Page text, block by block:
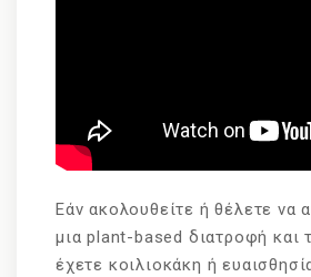
Εάν ακολουθείτε ή θέλετε να
μια plant-based διατροφή και
έχετε κοιλιοκάκη ή